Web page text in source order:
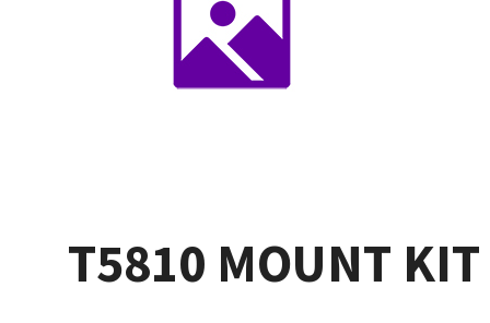
T5810 MOUNT KIT